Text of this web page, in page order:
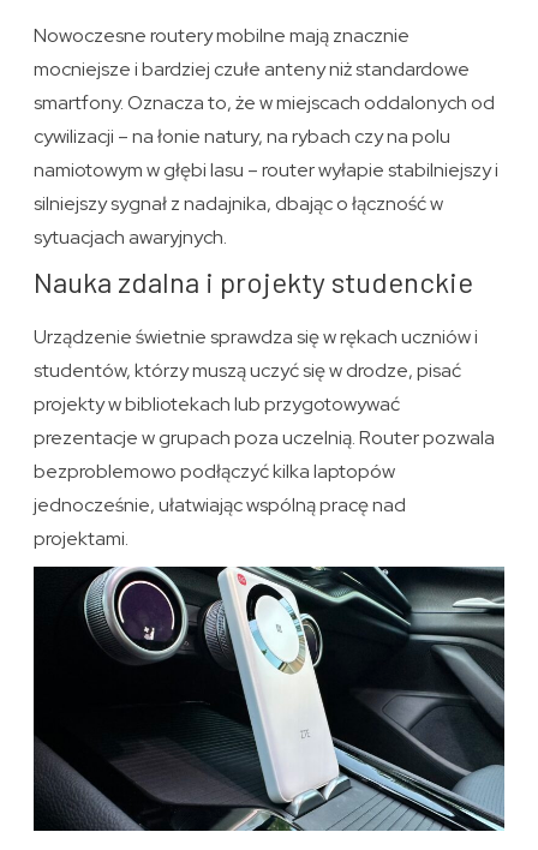
Nowoczesne routery mobilne mają znacznie
mocniejsze i bardziej czułe anteny niż standardowe
smartfony. Oznacza to, że w miejscach oddalonych od
cywilizacji – na łonie natury, na rybach czy na polu
namiotowym w głębi lasu – router wyłapie stabilniejszy i
silniejszy sygnał z nadajnika, dbając o łączność w
sytuacjach awaryjnych.
Nauka zdalna i projekty studenckie
Urządzenie świetnie sprawdza się w rękach uczniów i
studentów, którzy muszą uczyć się w drodze, pisać
projekty w bibliotekach lub przygotowywać
prezentacje w grupach poza uczelnią. Router pozwala
bezproblemowo podłączyć kilka laptopów
jednocześnie, ułatwiając wspólną pracę nad
projektami.